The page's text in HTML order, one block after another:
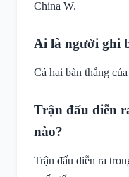
China W.
Ai là người ghi
Cả hai bàn thắng
Trận đấu diễn
nào?
Trận đấu diễn ra